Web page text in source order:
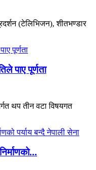
(टेलिभिजन), शीतभण्डार
पाए पूर्णता
थप तीन वटा विषयगत